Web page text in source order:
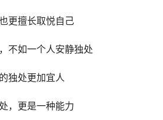
更擅长取悦自己
不如一个人安静独处
独处更加宜人
，更是一种能力